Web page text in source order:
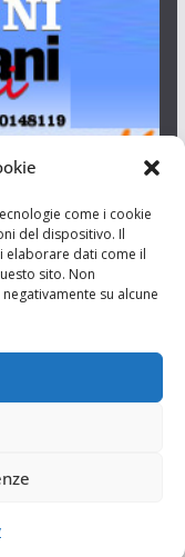
come i cookie
del dispositivo. Il
elaborare dati come il
sito. Non
su alcune
20/09/2011 Dir.
i diritti riservati.